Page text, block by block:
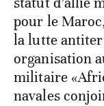
pour le
la lutte
organisation
militaire
navales